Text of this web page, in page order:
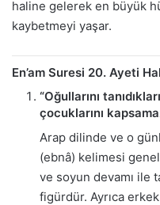
haline gelerek en büyük
kaybetmeyi yaşar.
En’am Suresi 20. Ayeti
“Oğullarını
çocuklarını
Arap dilinde ve o
(ebnâ) kelimesi
ve soyun devamı ile
figürdür. Ayrıca